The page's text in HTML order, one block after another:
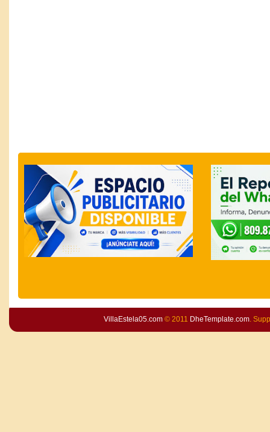
VillaEstela05.com© 2011 DheTemplate.com.